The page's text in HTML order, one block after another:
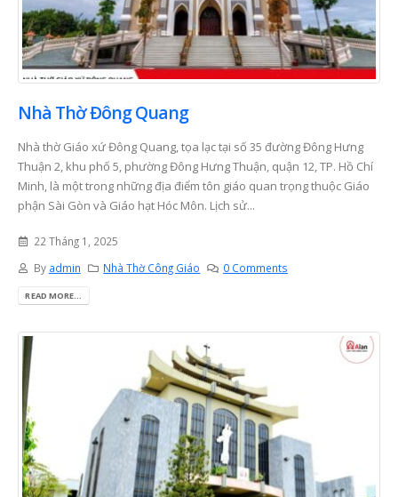
Nhà Thờ Đông Quang
Nhà thờ Giáo xứ Đông Quang, tọa lạc tại số 35 đường Đông Hưng
Thuận 2, khu phố 5, phường Đông Hưng Thuận, quận 12, TP. Hồ Chí
Minh, là một trong những địa điểm tôn giáo quan trọng thuộc Giáo
phận Sài Gòn và Giáo hạt Hóc Môn. Lịch sử...
22 Tháng 1, 2025
By admin Nhà Thờ Công Giáo 0 Comments
READ MORE...